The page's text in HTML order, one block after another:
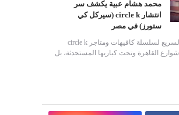
محمد هشام عبية يكشف سر
انتشار circle k (سيركل كي
ستورز) في مصر
القاهرة وتحت كباريها المستحدثة، بل